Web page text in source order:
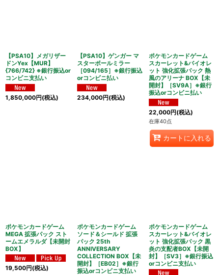
【PSA10】メガリザー
ドンYex【MUR】
{766/742} ※銀行振込or
コンビニ支払い
1,850,000円(税込)
【PSA10】ゲンガー マ
スターボールミラー
［094/165］※銀行振込
orコンビニ払い
234,000円(税込)
ポケモンカードゲーム
スカーレット&バイオレ
ット 強化拡張パック 熱
風のアリーナ BOX【未
開封】［SV9A］※銀行
振込orコンビニ払い
22,000円(税込)
在庫40点
カートに入れる
ポケモンカードゲーム
MEGA 拡張パック スト
ームエメラルダ【未開封
BOX】
19,500円(税込)
ポケモンカードゲーム
ソード＆シールド 拡張
パック 25th
ANNIVERSARY
COLLECTION BOX【未
開封】［EB02］※銀行
振込orコンビニ支払い
ポケモンカードゲーム
スカーレット&バイオレ
ット 強化拡張パック 黒
炎の支配者BOX【未開
封】［SV3］※銀行振込
orコンビニ支払い